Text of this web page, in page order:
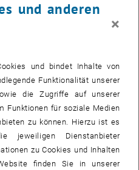
Bild
und anderen
×
und bindet Inhalte von
Funktionalität unserer
die Zugriffe auf unserer
Funktionen für soziale Medien
zu können. Hierzu ist es
jeweiligen Dienstanbieter
zu Cookies und Inhalten
finden Sie in unserer